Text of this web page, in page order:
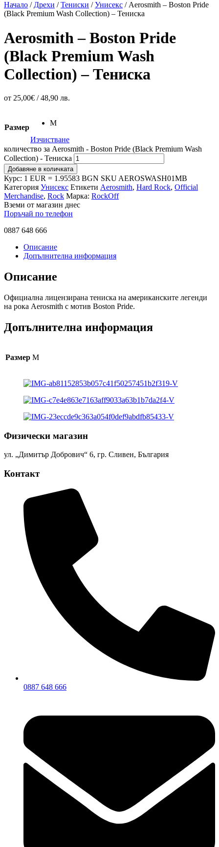
Начало / Дрехи /Тениски /Унисекс / Aerosmith – Boston Pride
(Black Premium Wash Collection) – Тениска
Aerosmith – Boston Pride
(Black Premium Wash
Collection) – Тениска
от 25,00€ / 48,90 лв.
Размер
M
Изчистване
количество за Aerosmith - Boston Pride (Black Premium Wash
Collection) - Тениска
Добавяне в количката
Курс: 1 EUR = 1.95583 BGN SKU AEROSWASH01MB
Категория Унисекс Етикети Aerosmith, Hard Rock, Official
Merchandise, Rock Марка: RockOff
Вземи от магазин днес
Поръчай по телефон
0887 648 666
Описание
Допълнителна информация
Описание
Официална лицензирана тениска на американските легенди
на рока Aerosmith с мотив Boston Pride.
Допълнителна информация
Размер M
Физически магазин
ул. „Димитър Добрович“ 6, гр. Сливен, България
Контакт
0887 648 666